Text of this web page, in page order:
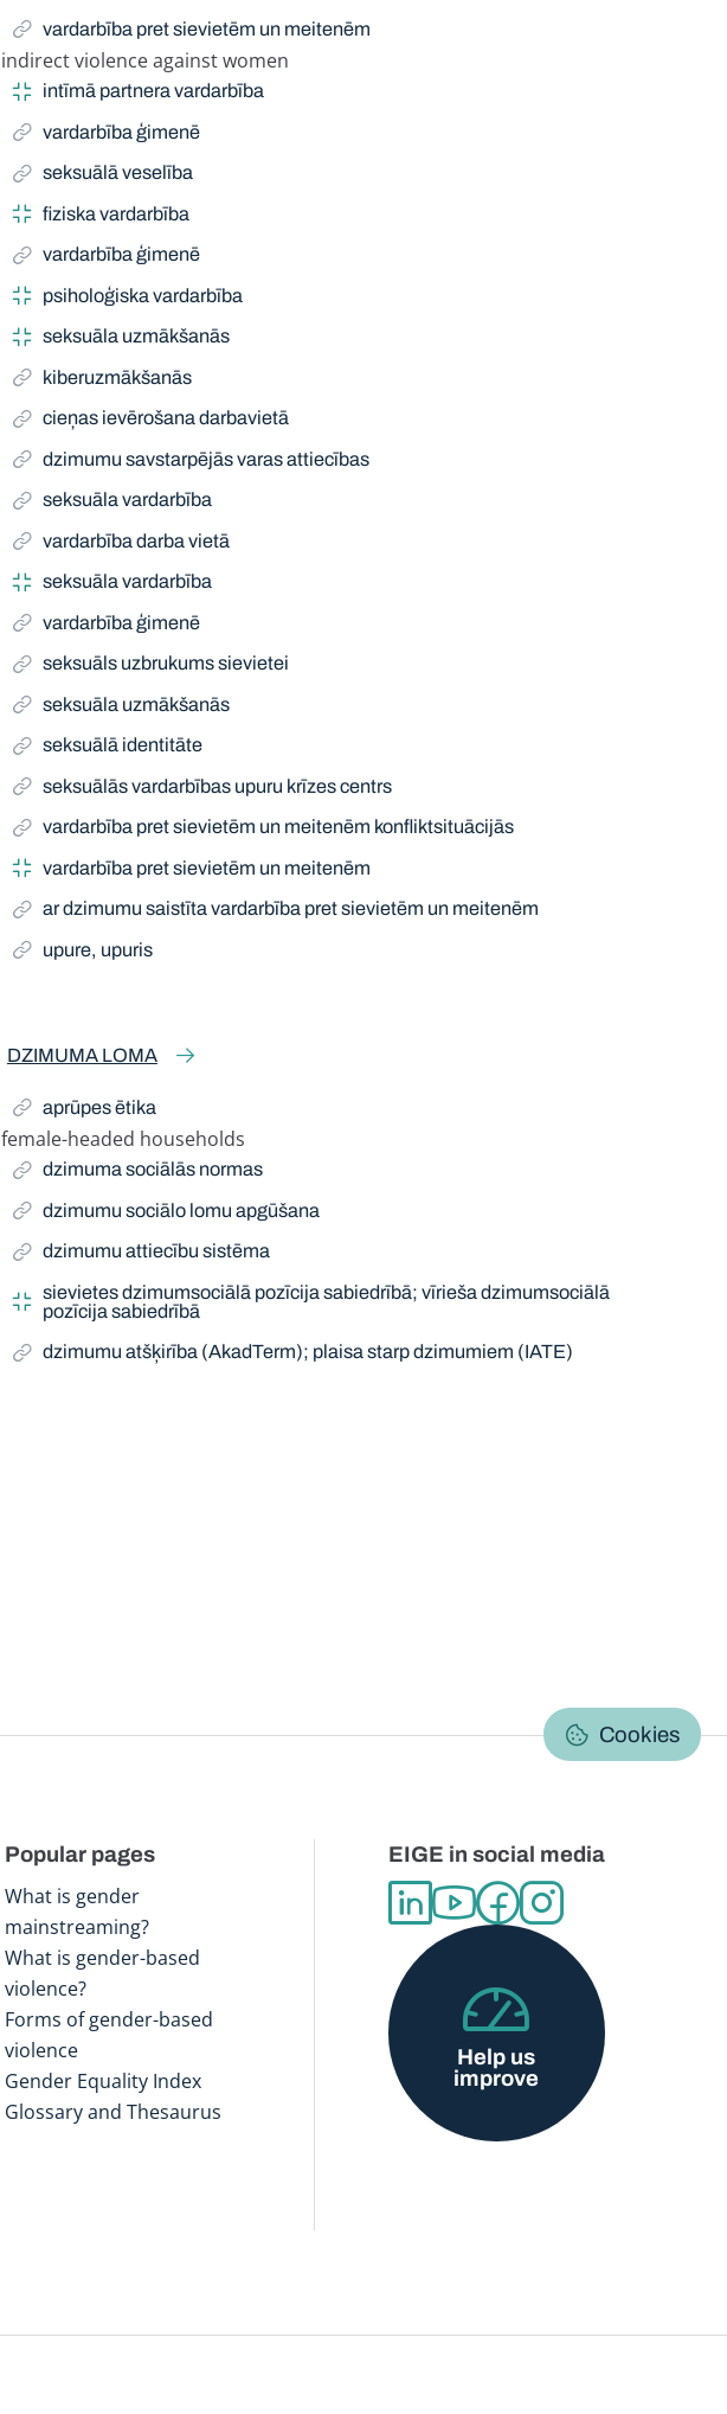
vardarbība pret sievietēm un meitenēm
indirect violence against women
Narrow Term
intīmā partnera vardarbība
vardarbība ģimenē
seksuālā veselība
fiziska vardarbība
vardarbība ģimenē
psiholoģiska vardarbība
seksuāla uzmākšanās
kiberuzmākšanās
cieņas ievērošana darbavietā
dzimumu savstarpējās varas attiecības
seksuāla vardarbība
vardarbība darba vietā
seksuāla vardarbība
vardarbība ģimenē
seksuāls uzbrukums sievietei
seksuāla uzmākšanās
seksuālā identitāte
seksuālās vardarbības upuru krīzes centrs
vardarbība pret sievietēm un meitenēm konfliktsituācijās
vardarbība pret sievietēm un meitenēm
ar dzimumu saistīta vardarbība pret sievietēm un meitenēm
upure, upuris
DZIMUMA LOMA
aprūpes ētika
female-headed households
Related Term
dzimuma sociālās normas
dzimumu sociālo lomu apgūšana
dzimumu attiecību sistēma
sievietes dzimumsociālā pozīcija sabiedrībā; vīrieša dzimumsociālā
pozīcija sabiedrībā
dzimumu atšķirība (AkadTerm); plaisa starp dzimumiem (IATE)
Cookies
Popular pages
What is gender
mainstreaming?
What is gender-based
violence?
Forms of gender-based
violence
Gender Equality Index
Glossary and Thesaurus
EIGE in social media
Help us
improve